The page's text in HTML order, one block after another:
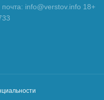
info@verstov.info 18+